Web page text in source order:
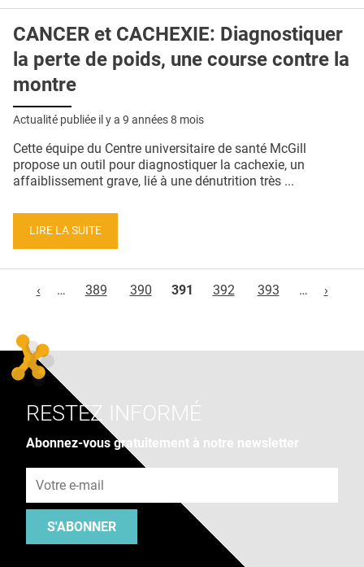
CANCER et CACHEXIE: Diagnostiquer
la perte de poids, une course contre la
montre
Actualité publiée il y a 9 années 8 mois
Cette équipe du Centre universitaire de santé McGill
propose un outil pour diagnostiquer la cachexie, un
affaiblissement grave, lié à une dénutrition très ...
LIRE LA SUITE
‹
… 389 390 391 392 393 … ›
RESTEZ INFORMÉ
Abonnez-vous gratuitement à notre newsletter
S'ABONNER